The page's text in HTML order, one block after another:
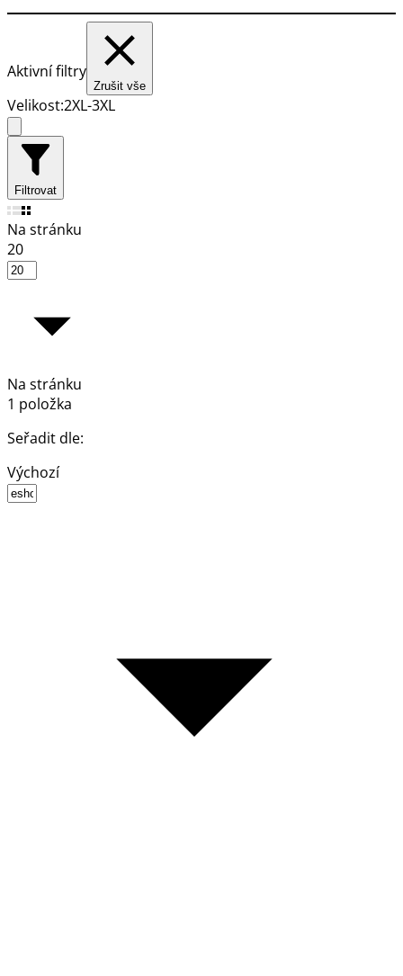
Aktivní filtry
Zrušit vše
Velikost:2XL-3XL
Filtrovat
Na stránku
20
Na stránku
1 položka
Seřadit dle:
Výchozí